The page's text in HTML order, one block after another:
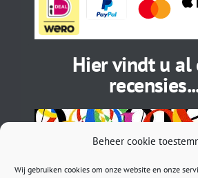
Beheer cookie
Wij gebruiken cookies om onze website en onze
Hier vindt u al